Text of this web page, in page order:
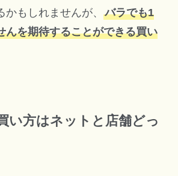
かもしれませんが、 バラでも1
んを期待することができる買い
い方はネットと店舗どっ